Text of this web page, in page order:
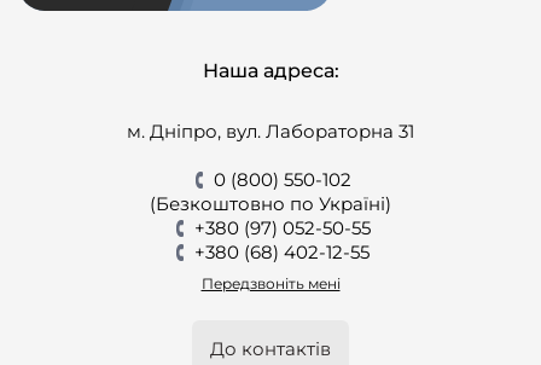
Наша адреса:
м. Дніпро, вул. Лабораторна 31
0 (800) 550-102
(Безкоштовно по Україні)
+380 (97) 052-50-55
+380 (68) 402-12-55
Передзвоніть мені
До контактів